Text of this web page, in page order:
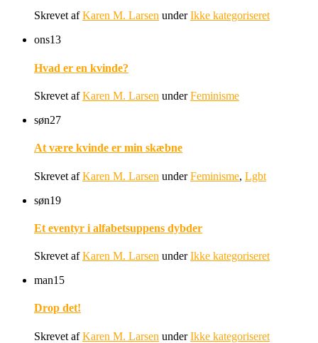
Skrevet afKaren M. Larsen underIkke kategoriseret
ons13
Hvad er en kvinde?
Skrevet afKaren M. Larsen underFeminisme
søn27
At være kvinde er min skæbne
Skrevet afKaren M. Larsen underFeminisme, Lgbt
søn19
Et eventyr i alfabetsuppens dybder
Skrevet afKaren M. Larsen underIkke kategoriseret
man15
Drop det!
Skrevet afKaren M. Larsen underIkke kategoriseret